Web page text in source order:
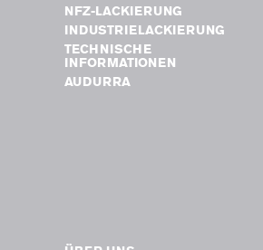
NFZ-LACKIERUNG
INDUSTRIELACKIERUNG
TECHNISCHE
INFORMATIONEN
AUDURRA